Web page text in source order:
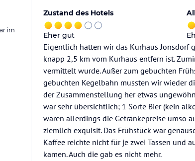
im
Zustand des Hotels
Eher gut
Eigentlich hatten wir das Kurhaus Jonsdorf
knapp 2,5 km vom Kurhaus entfern ist.
vermittelt wurde. Außer zum gebuchten
gebuchten Kegelbahn mussten wir wieder
der Zusammenstellung her etwas
war sehr übersichtlich; 1 Sorte Bier (kein
waren allerdings die Getränkepreise umso
ziemlich exquisit. Das Frühstück war
Kaffee reichte nicht für je zwei Tassen und
kamen. Auch die gab es nicht mehr.